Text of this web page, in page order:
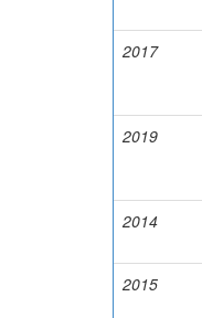
2017
2019
2014
2015